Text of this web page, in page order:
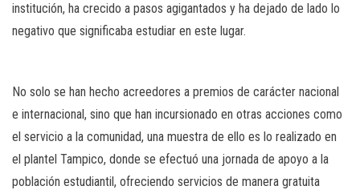
institución, ha crecido a pasos agigantados y ha dejado de lado lo
negativo que significaba estudiar en este lugar.
No solo se han hecho acreedores a premios de carácter nacional
e internacional, sino que han incursionado en otras acciones como
el servicio a la comunidad, una muestra de ello es lo realizado en
el plantel Tampico, donde se efectuó una jornada de apoyo a la
población estudiantil, ofreciendo servicios de manera gratuita